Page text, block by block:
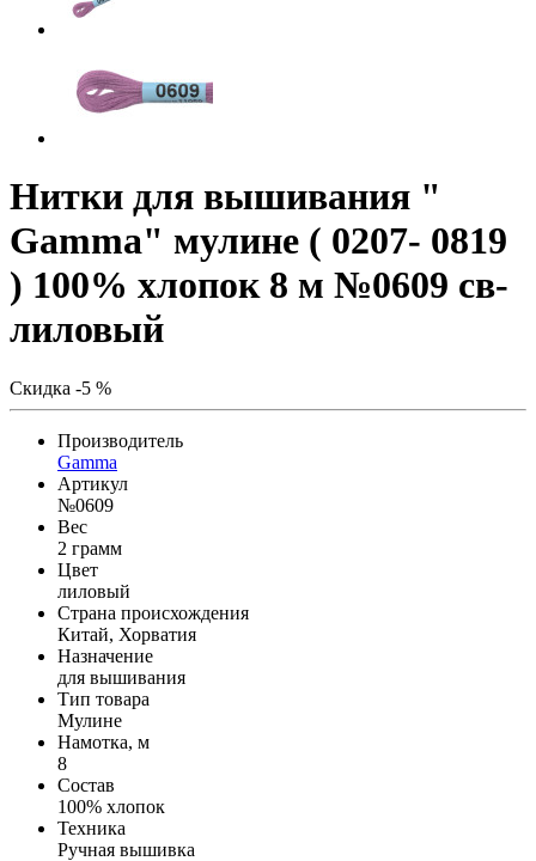
Нитки для вышивания "
Gamma" мулине ( 0207- 0819
) 100% хлопок 8 м №0609 св-
лиловый
Скидка -5 %
Производитель
Gamma
Артикул
№0609
Вес
2 грамм
Цвет
лиловый
Страна происхождения
Китай, Хорватия
Назначение
для вышивания
Тип товара
Мулине
Намотка, м
8
Состав
100% хлопок
Техника
Ручная вышивка